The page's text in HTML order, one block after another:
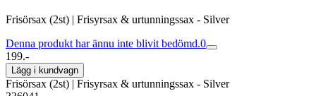
Frisörsax (2st) | Frisyrsax & urtunningssax - Silver
Denna produkt har ännu inte blivit bedömd.0
199.-
Lägg i kundvagn
Frisörsax (2st) | Frisyrsax & urtunningssax - Silver